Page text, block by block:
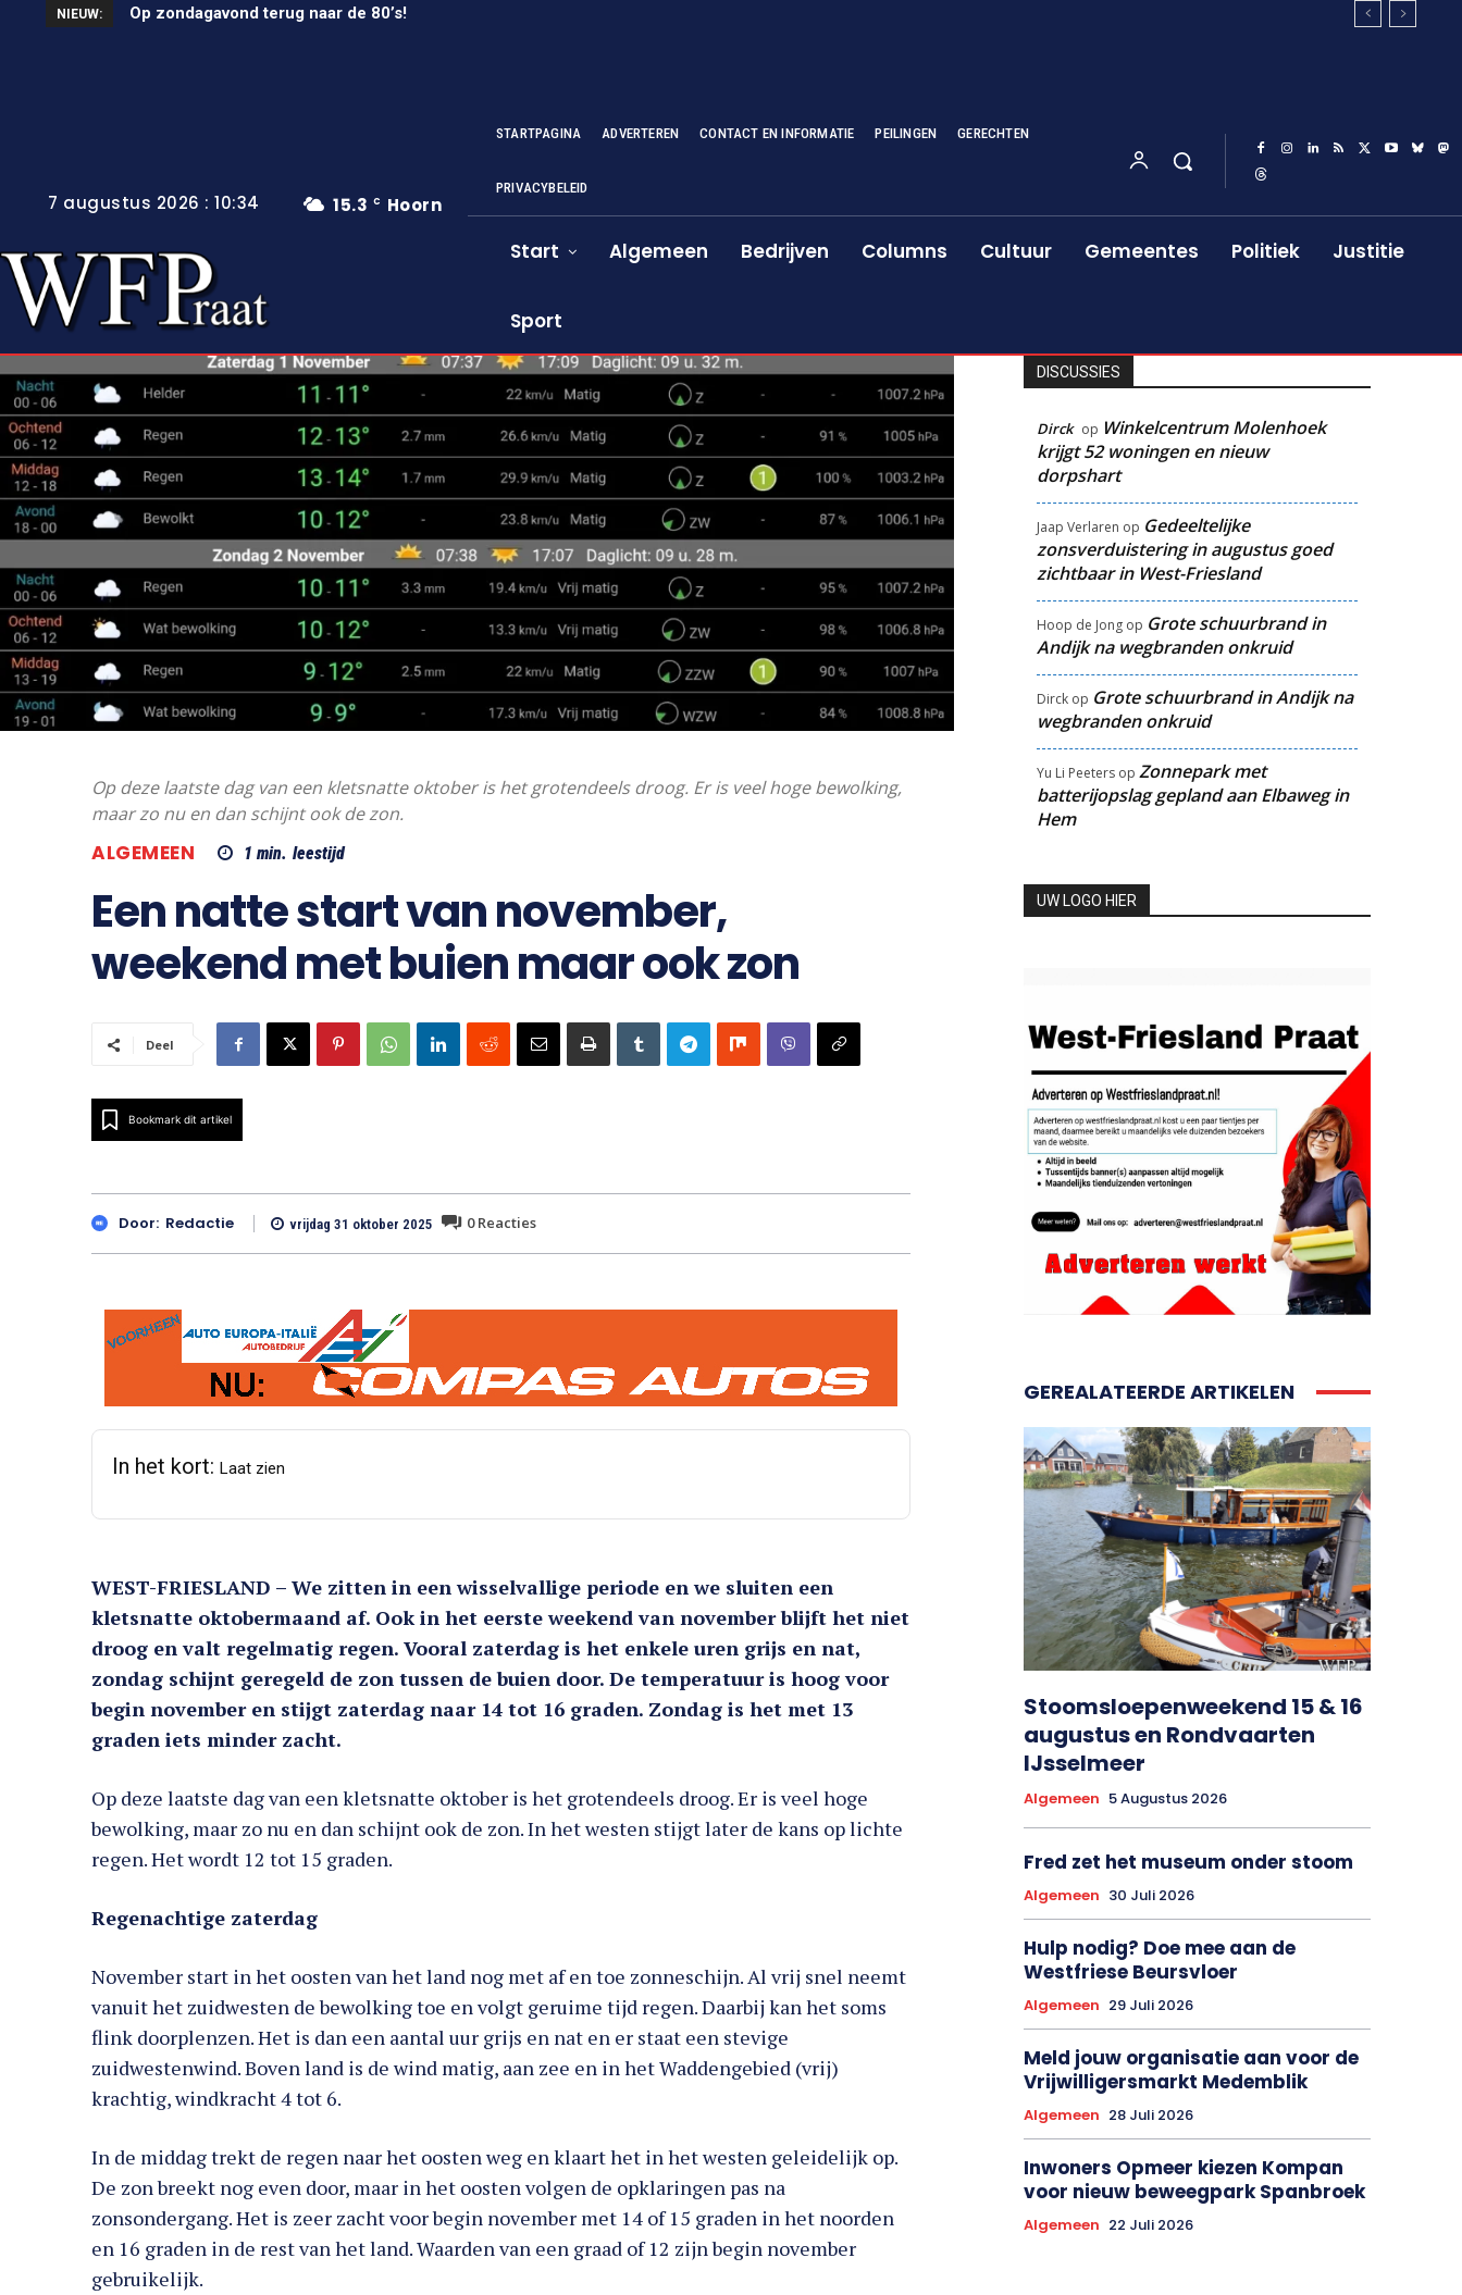
NIEUW: Op zondagavond terug naar de 80’s!
Unieke wielerkoers in Wervershoof
15.3 C Hoorn
7 augustus 2026 : 10:34
STARTPAGINA ADVERTEREN CONTACT EN INFORMATIE PEILINGEN GERECHTEN
PRIVACYBELEID
Start Algemeen Bedrijven Columns Cultuur Gemeentes Politiek Justitie
Sport
Op deze laatste dag van een kletsnatte oktober is het grotendeels droog. Er is veel hoge bewolking,
maar zo nu en dan schijnt ook de zon.
ALGEMEEN 1 min. leestijd
Een natte start van november,
weekend met buien maar ook zon
Deel
Bookmark dit artikel
Door: Redactie vrijdag 31 oktober 2025 0Reacties
In het kort: Laat zien
WEST-FRIESLAND – We zitten in een wisselvallige periode en we sluiten een
kletsnatte oktobermaand af. Ook in het eerste weekend van november blijft het niet
droog en valt regelmatig regen. Vooral zaterdag is het enkele uren grijs en nat,
zondag schijnt geregeld de zon tussen de buien door. De temperatuur is hoog voor
begin november en stijgt zaterdag naar 14 tot 16 graden. Zondag is het met 13
graden iets minder zacht.
Op deze laatste dag van een kletsnatte oktober is het grotendeels droog. Er is veel hoge
bewolking, maar zo nu en dan schijnt ook de zon. In het westen stijgt later de kans op lichte
regen. Het wordt 12 tot 15 graden.
Regenachtige zaterdag
November start in het oosten van het land nog met af en toe zonneschijn. Al vrij snel neemt
vanuit het zuidwesten de bewolking toe en volgt geruime tijd regen. Daarbij kan het soms
flink doorplenzen. Het is dan een aantal uur grijs en nat en er staat een stevige
zuidwestenwind. Boven land is de wind matig, aan zee en in het Waddengebied (vrij)
krachtig, windkracht 4 tot 6.
In de middag trekt de regen naar het oosten weg en klaart het in het westen geleidelijk op.
De zon breekt nog even door, maar in het oosten volgen de opklaringen pas na
zonsondergang. Het is zeer zacht voor begin november met 14 of 15 graden in het noorden
en 16 graden in de rest van het land. Waarden van een graad of 12 zijn begin november
gebruikelijk.
DISCUSSIES
Dirck op Winkelcentrum Molenhoek
krijgt 52 woningen en nieuw
dorpshart
Jaap Verlaren op Gedeeltelijke
zonsverduistering in augustus goed
zichtbaar in West-Friesland
Hoop de Jongop Grote schuurbrand in
Andijk na wegbranden onkruid
Dirckop Grote schuurbrand in Andijk na
wegbranden onkruid
Yu Li Peetersop Zonnepark met
batterijopslag gepland aan Elbaweg in
Hem
UW LOGO HIER
GEREALATEERDE ARTIKELEN
Stoomsloepenweekend 15 & 16
augustus en Rondvaarten
IJsselmeer
Algemeen 5 Augustus 2026
Fred zet het museum onder stoom
Algemeen 30 Juli 2026
Hulp nodig? Doe mee aan de
Westfriese Beursvloer
Algemeen 29 Juli 2026
Meld jouw organisatie aan voor de
Vrijwilligersmarkt Medemblik
Algemeen 28 Juli 2026
Inwoners Opmeer kiezen Kompan
voor nieuw beweegpark Spanbroek
Algemeen 22 Juli 2026